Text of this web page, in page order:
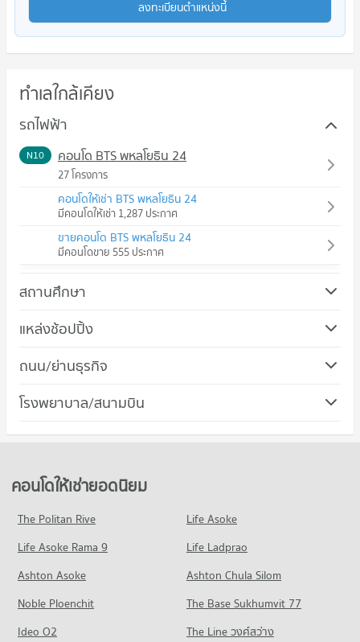
ลงทะเบียนตำแหน่งนี้
ทำเลใกล้เคียง
รถไฟฟ้า
N10 คอนโด BTS พหลโยธิน 24
27 โครงการ
คอนโดให้เช่า BTS พหลโยธิน 24
มีคอนโดให้เช่า 1,287 ประกาศ
ขายคอนโด BTS พหลโยธิน 24
มีคอนโดขาย 555 ประกาศ
สถานศึกษา
แหล่งช้อปปิ้ง
ถนน/ย่านธุรกิจ
คอนโด ถนนลาดพร้าว
คอนโดให้เช่า ถนนลาดพร้าว
ขายคอนโด ถนนลาดพร้าว
มีคอนโดขาย 5,476 ประกาศ
คอนโด ถนนรัชดาภิเษก
580 โครงการ
คอนโดให้เช่า ถนนรัชดาภิเษก
มีคอนโดให้เช่า 30,241 ประกาศ
ขายคอนโด ถนนรัชดาภิเษก
มีคอนโดขาย 12,205 ประกาศ
โรงพยาบาล/สนามบิน
คอนโดให้เช่ายอดนิยม
The Politan Rive
Life Asoke
Life Asoke Rama 9
Life Ladprao
Ashton Asoke
Ashton Chula Silom
Noble Ploenchit
The Base Sukhumvit 77
Ideo O2
The Line วงศ์สว่าง